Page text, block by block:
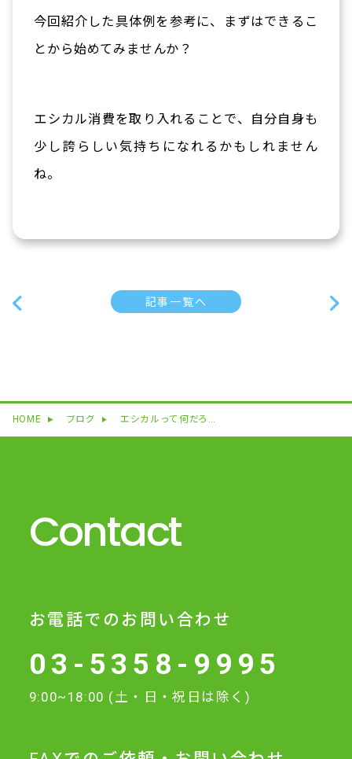
今回紹介した具体例を参考に、まずはできるこ
とから始めてみませんか？
エシカル消費を取り入れることで、自分自身も
少し誇らしい気持ちになれるかもしれません
ね。
記事一覧へ
HOME ブログ エシカルって何だろう？SDGsとの関係も解説
Contact
お電話でのお問い合わせ
03-5358-9995
9:00~18:00 (土・日・祝日は除く)